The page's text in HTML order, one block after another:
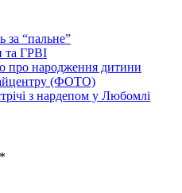
за “пальне”
та ГРВІ
про народження дитини
(ФОТО)
з нардепом у Любомлі
*